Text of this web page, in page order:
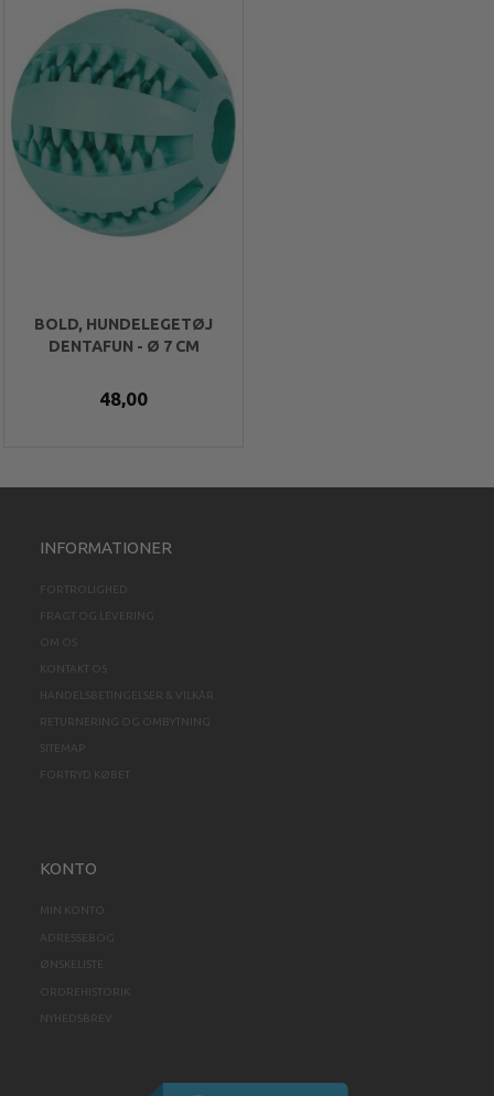
BOLD, HUNDELEGETØJ
DENTAFUN - Ø 7 CM
48,00
INFORMATIONER
FORTROLIGHED
FRAGT OG LEVERING
OM OS
KONTAKT OS
HANDELSBETINGELSER & VILKÅR
RETURNERING OG OMBYTNING
SITEMAP
FORTRYD KØBET
KONTO
MIN KONTO
ADRESSEBOG
ØNSKELISTE
ORDREHISTORIK
NYHEDSBREV